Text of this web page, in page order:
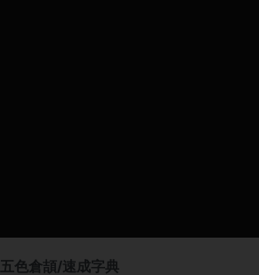
五色倉頡/速成字典